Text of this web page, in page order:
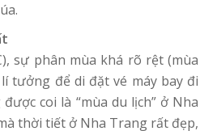
sự phân mùa khá rõ rệt (mùa
tưởng để di đặt vé máy bay đi
coi là “mùa du lịch” ở Nha
thời tiết ở Nha Trang rất đẹp,